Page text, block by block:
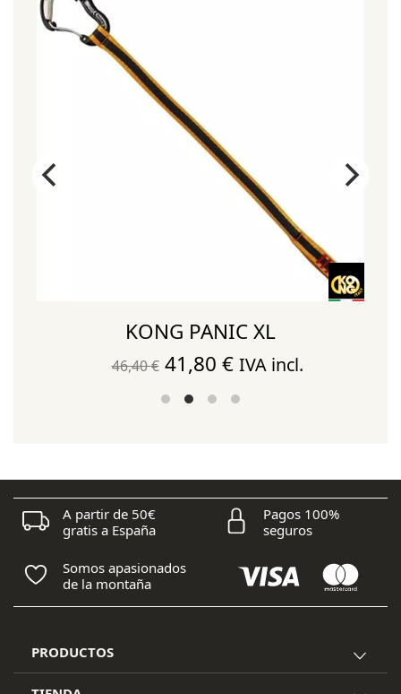
KONG PANIC XL
46,40€ El
precio
46,40 €.
41,80 €El
precio
41,80 €.
IVA incl.
A partir de 50€
gratis a España
Pagos 100%
seguros
Somos apasionados
de la montaña
PRODUCTOS